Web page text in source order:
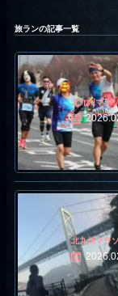
旅ランの記事一覧
北九州マラ
北九州マラ